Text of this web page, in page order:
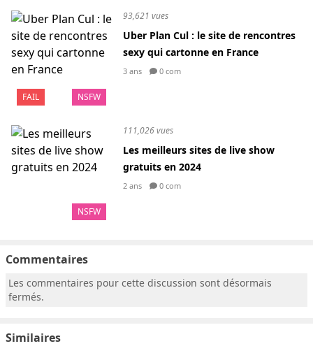
FAIL NSFW
93,621 vues
Uber Plan Cul : le site de rencontres
sexy qui cartonne en France
3 ans 0 com
NSFW
111,026 vues
Les meilleurs sites de live show
gratuits en 2024
2 ans 0 com
Commentaires
Les commentaires pour cette discussion sont désormais
fermés.
Similaires